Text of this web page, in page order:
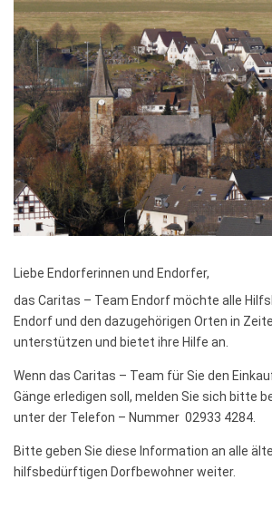
Liebe Endorferinnen und Endorfer,
das Caritas – Team Endorf möchte alle
Endorf und den dazugehörigen Orten in
unterstützen und bietet ihre Hilfe an.
Wenn das Caritas – Team für Sie den
Gänge erledigen soll, melden Sie sich bitte
unter der Telefon – Nummer 02933 4284.
Bitte geben Sie diese Information an alle
hilfsbedürftigen Dorfbewohner weiter.